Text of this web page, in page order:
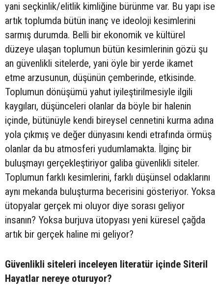
yani seçkinlik/elitlik kimliğine bürünme var. Bu yapı ise
artık toplumda bütün inanç ve ideoloji kesimlerini
sarmış durumda. Belli bir ekonomik ve kültürel
düzeye ulaşan toplumun bütün kesimlerinin gözü şu
an güvenlikli sitelerde, yani öyle bir yerde ikamet
etme arzusunun, düşünün çemberinde, etkisinde.
Toplumun dönüşümü yahut iyileştirilmesiyle ilgili
kaygıları, düşünceleri olanlar da böyle bir halenin
içinde, bütünüyle kendi bireysel cennetini kurma adına
yola çıkmış ve değer dünyasını kendi etrafında örmüş
olanlar da bu atmosferi yudumlamakta. İlginç bir
buluşmayı gerçekleştiriyor galiba güvenlikli siteler.
Toplumun farklı kesimlerini, farklı düşünsel odaklarını
aynı mekanda buluşturma becerisini gösteriyor. Yoksa
ütopyalar gerçek mi oluyor diye sorası geliyor
insanın? Yoksa burjuva ütopyası yeni küresel çağda
artık bir gerçek haline mi geliyor?
Güvenlikli siteleri inceleyen literatür içinde Siteril
Hayatlar nereye oturuyor?